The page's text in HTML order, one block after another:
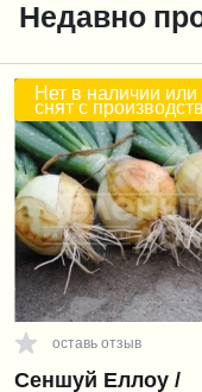
Недавно
Нет в наличии или
снят с
оставь отзыв
Сеншуй Еллоу /